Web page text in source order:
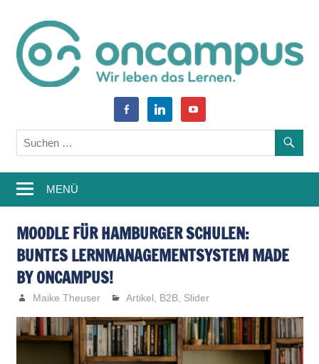
springen
oncampus-
Blog
–
Weiterbildung,
Studium,
Wissen
Learning
facebook-
alt
linkedin youtube
MENÜ
MOODLE FÜR HAMBURGER SCHULEN:
BUNTES LERNMANAGEMENTSYSTEM MADE
BY ONCAMPUS!
Maike Theuser Artikel B2B, Slider